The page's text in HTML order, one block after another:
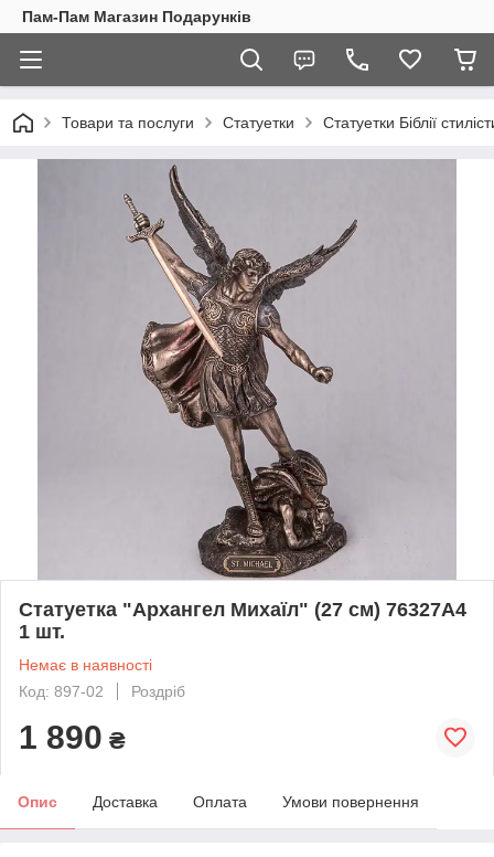
Пам-Пам Магазин Подарунків
Товари та послуги Статуетки Статуетки Біблії
Статуетка "Архангел Михаїл" (27 см) 76327A4
1 шт.
Немає в наявності
Код: 897-02
Роздріб
1 890 ₴
Опис Доставка Оплата Умови повернення